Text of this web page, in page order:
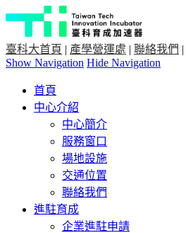
臺科大首頁 | 產學營運處 | 聯絡我們 |
Show Navigation Hide Navigation
首頁
中心介紹
中心簡介
服務窗口
場地設施
交通位置
聯絡我們
進駐育成
企業進駐申請